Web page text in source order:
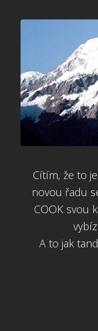
Cítím, že to
novou řadu
COOK svou
A to jak